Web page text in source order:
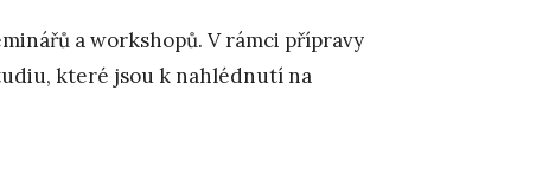
a workshopů. V rámci přípravy
které jsou k nahlédnutí na